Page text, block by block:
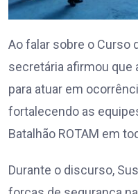
Ao falar sobre o Curso
secretária afirmou que
para atuar em
fortalecendo as
Batalhão ROTAM em
Durante o discurso,